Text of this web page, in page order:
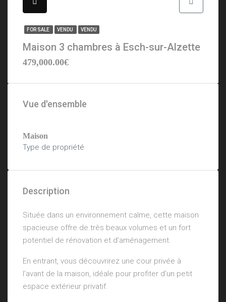
FOR SALE VENDU VENDU
Maison 3 chambres à Esch-sur-Alzette
479,000.00€
Vue d'ensemble
Maison
Type de propriété
Description
Située dans un environnement calme, cette maison
spacieuse offre de très beaux volumes et un fort
potentiel de rénovation et d’aménagement.
En entrant, vous découvrirez une cour privée à
l’avant de la maison, idéale pour profiter d’un petit
espace extérieur privatif.